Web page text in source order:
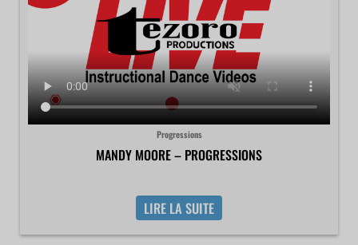
Progressions
MANDY MOORE – PROGRESSIONS
LIRE LA SUITE